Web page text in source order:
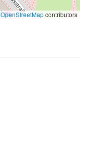
OpenStreetMapcontributors